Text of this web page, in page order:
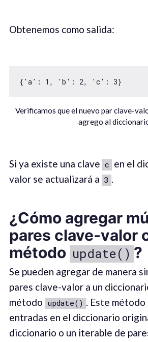
Obtenemos como salida:
{'a': 1, 'b': 2, 'c': 3}
Verificamos que el nuevo par clave-
agrego al
Si ya existe una clave c en el
valor se actualizará a 3 .
¿Cómo agregar
pares clave-valor
método update() ?
Se pueden agregar de manera
pares clave-valor a un
método update() . Este
entradas en el diccionario
diccionario o un iterable de